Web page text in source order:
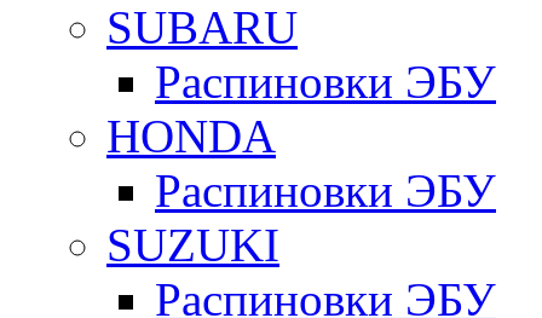
SUBARU
Распиновки ЭБУ
HONDA
Распиновки ЭБУ
SUZUKI
Распиновки ЭБУ